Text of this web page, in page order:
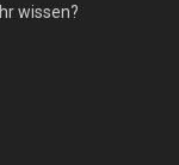
wissen?